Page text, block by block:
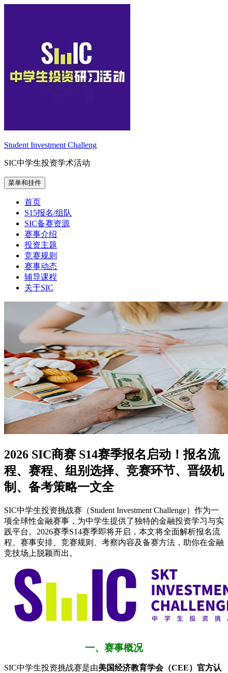
Student Investment Challeng
SIC中学生投资学术活动
菜单和挂件
首页
S15报名/组队
SIC备赛资源
赛事介绍
投资主题
竞赛规则
赛事动态
辅导课程
关于SIC
2026 SIC商赛 S14赛季报名启动！报名流
程、赛程、组别选择、竞赛环节、晋级机
制、备考策略一文全
SIC中学生投资挑战赛（Student Investment Challenge）作为一
项全球性金融赛事，为中学生提供了独特的金融投资学习与实
践平台。2026赛季S14赛季即将开启，本文将全面解析报名流
程、赛事安排、竞赛规则、考察内容及备赛方法，助你在金融
竞技场上脱颖而出。
一、赛事概况
SIC中学生投资挑战赛是由​​美国经济教育学会（CEE）官方认